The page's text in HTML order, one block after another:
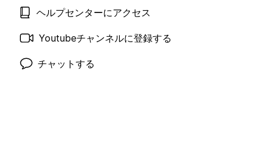
ヘルプセンターにアクセス
Youtubeチャンネルに登録する
チャットする